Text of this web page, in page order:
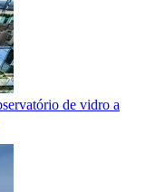
de vidro a